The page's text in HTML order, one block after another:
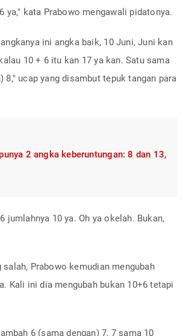
ya," kata Prabowo mengawali pidatonya.
ini angka baik, 10 Juni, Juni kan
10 + 6 itu kan 17 ya kan. Satu sama
8," ucap yang disambut tepuk tangan para
2 angka keberuntungan: 8 dan 13,
jumlahnya 10 ya. Oh ya okelah. Bukan,
salah, Prabowo kemudian mengubah
Kali ini dia mengubah bukan 10+6 tetapi
6 (sama dengan) 7, 7 sama 10